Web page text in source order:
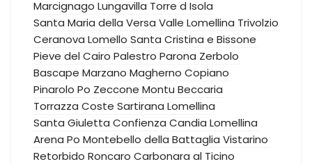
Marcignago Lungavilla Torre d Isola
Santa Maria della Versa Valle Lomellina Trivolzio
Ceranova Lomello Santa Cristina e Bissone
Pieve del Cairo Palestro Parona Zerbolo
Bascape Marzano Magherno Copiano
Pinarolo Po Zeccone Montu Beccaria
Torrazza Coste Sartirana Lomellina
Santa Giuletta Confienza Candia Lomellina
Arena Po Montebello della Battaglia Vistarino
Retorbido Roncaro Carbonara al Ticino